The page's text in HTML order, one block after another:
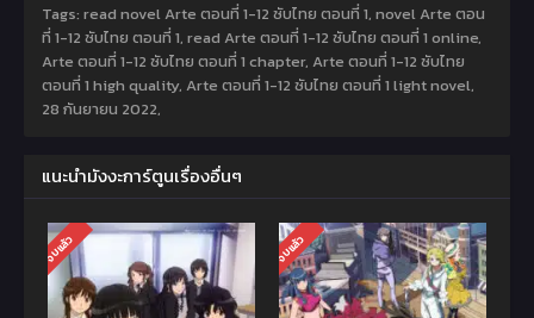
Tags: read novel Arte ตอนที่ 1-12 ซับไทย ตอนที่ 1, novel Arte ตอน
ที่ 1-12 ซับไทย ตอนที่ 1, read Arte ตอนที่ 1-12 ซับไทย ตอนที่ 1 online,
Arte ตอนที่ 1-12 ซับไทย ตอนที่ 1 chapter, Arte ตอนที่ 1-12 ซับไทย
ตอนที่ 1 high quality, Arte ตอนที่ 1-12 ซับไทย ตอนที่ 1 light novel,
28 กันยายน 2022,
แนะนำมังงะการ์ตูนเรื่องอื่นๆ
จบแล้ว จบแล้ว